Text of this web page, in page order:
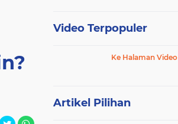
Video Terpopuler
Ke Halaman Video
Artikel Pilihan